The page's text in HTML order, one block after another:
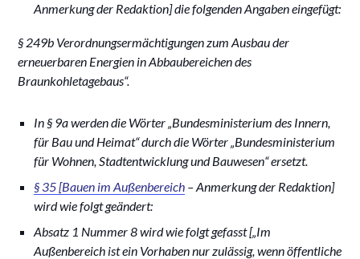
Anmerkung der Redaktion] die folgenden Angaben eingefügt:
§ 249b Verordnungsermächtigungen zum Ausbau der
erneuerbaren Energien in Abbaubereichen des
Braunkohletagebaus“.
In § 9a werden die Wörter „Bundesministerium des Innern,
für Bau und Heimat“ durch die Wörter „Bundesministerium
für Wohnen, Stadtentwicklung und Bauwesen“ ersetzt.
§ 35 [Bauen im Außenbereich – Anmerkung der Redaktion]
wird wie folgt geändert:
Absatz 1 Nummer 8 wird wie folgt gefasst [„Im
Außenbereich ist ein Vorhaben nur zulässig, wenn öffentliche